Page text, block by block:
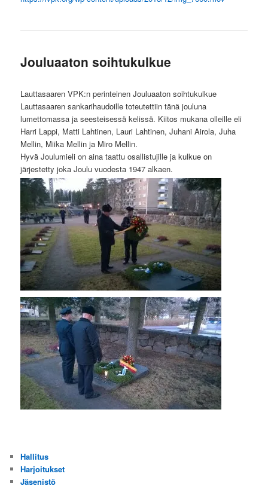
Jouluaaton soihtukulkue
Lauttasaaren VPK:n perinteinen Jouluaaton soihtukulkue
Lauttasaaren sankarihaudoille toteutettiin tänä jouluna
lumettomassa ja seesteisessä kelissä. Kiitos mukana olleille eli
Harri Lappi, Matti Lahtinen, Lauri Lahtinen, Juhani Airola, Juha
Mellin, Miika Mellin ja Miro Mellin.
Hyvä Joulumieli on aina taattu osallistujille ja kulkue on
järjestetty joka Joulu vuodesta 1947 alkaen.
Hallitus
Harjoitukset
Jäsenistö